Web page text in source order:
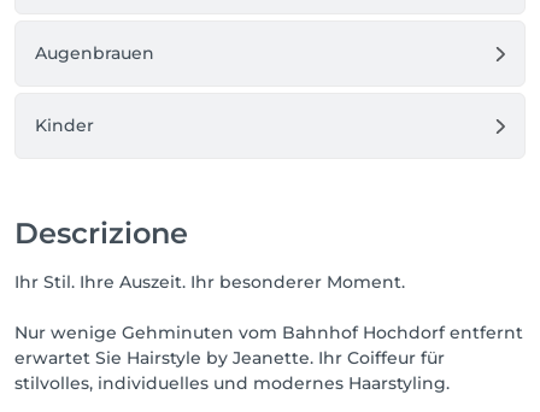
Augenbrauen
Kinder
Descrizione
Ihr Stil. Ihre Auszeit. Ihr besonderer Moment.
Nur wenige Gehminuten vom Bahnhof Hochdorf entfernt
erwartet Sie Hairstyle by Jeanette. Ihr Coiffeur für
stilvolles, individuelles und modernes Haarstyling.